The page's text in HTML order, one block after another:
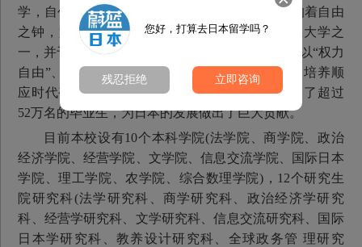
学，自创建至今，无论面临怎样的困难，始终鸣响着自由
之钟，如今已发展成为日本屈指可数的优秀私立大学之
一，并于 2011年迎来建校130周年华诞。明治大学以“权力
自由”、“独立自治”为基本理念，与时俱进，努力培养顺
应时代变化要求的人才，迄今为止已向社会输送 了超过
52万名的毕业生，为日本的发展做出了巨大贡献。
目前本校设有10个本科学院(法学院、商学院、政治
经济学院、经营学院、文学院、信息交流学院、国际日本
学院、理工学院、农学院、综合数理学院)，12个研究生
院研究科(法学研究科、商学研究科、政治经济学研究
科、经营学研究科、文学研究科、信息交流研究科、国际
日本学研究科、教养设计研究科、全球政务管 理研究
您好，打算去日本留学吗？
残忍拒绝 立即咨询